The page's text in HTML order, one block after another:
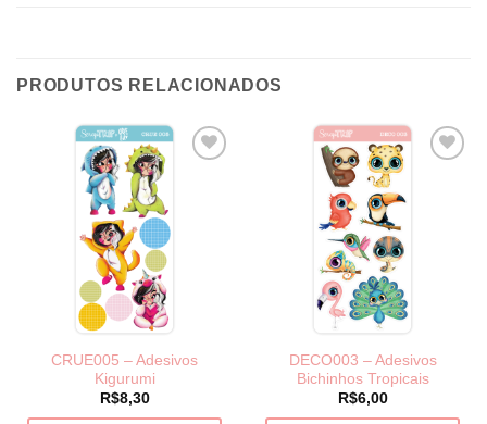
PRODUTOS RELACIONADOS
CRUE005 – Adesivos
Kigurumi
R$8,30
DECO003 – Adesivos
Bichinhos Tropicais
R$6,00